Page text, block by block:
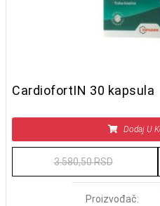
CardiofortIN 30 kapsula
Dodaj U
3.580,50 RSD
Proizvođač: